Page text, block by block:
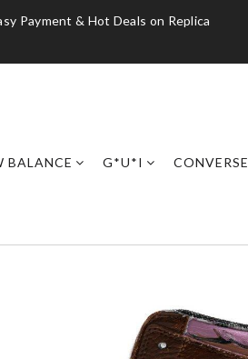
Payment & Hot Deals on Replica
BALANCE G*U*I CONVERSE